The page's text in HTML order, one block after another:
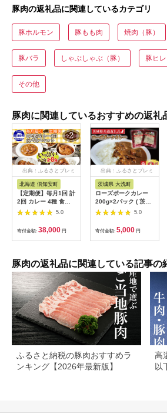
豚肉の返礼品に関連しているカテゴリ
豚ホルモン 豚もも肉 焼肉（豚）
豚バラ しゃぶしゃぶ（豚） 豚ヒレ
その他
豚肉に関連しているおすすめの返礼
出典：ふるさとプレミ
北海道 倶知安町
【定期便】毎月1回 計
2回 カレー 4種 食べ
比べ 8個 中辛 チキン
レッグ スープカレー
レトルト 業務用 北海
道 倶知安町 【定期
便・チキンカレー・ビ
5.0
寄付金額: 38,000 円
出典：ふるさとプレミ
茨城県 大洗町
ローズポークカレー
200g×2パック ( 茨城
県共通返礼品・茨城県
産 ) ブランド豚 豚肉
茨城 ローズポーク カ
レー レトルト レトル
トパウチ レトルトカ
5.0
寄付金額: 5,000 円
豚肉の返礼品に関連している記事の
ふるさと納税の豚肉おすすめラ
ンキング【2026年最新版】
高
以